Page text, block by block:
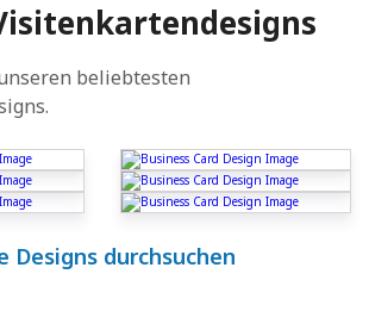
beliebtesten
Designs durchsuchen